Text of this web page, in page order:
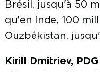
Brésil, jusqu'à 50
qu'en Inde, 100
Ouzbékistan,
Kirill Dmitriev,